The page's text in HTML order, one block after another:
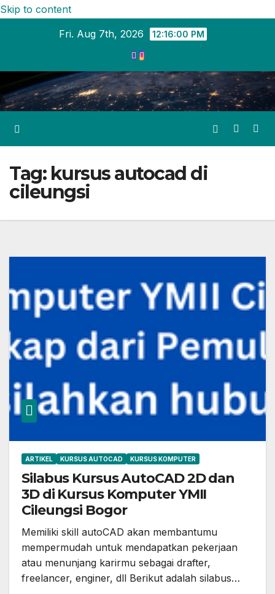
Skip to content
Fri. Aug 7th, 2026
12:16:00 PM
Tag: kursus autocad di
cileungsi
ARTIKEL KURSUS AUTOCAD KURSUS KOMPUTER
Silabus Kursus AutoCAD 2D dan
3D di Kursus Komputer YMII
Cileungsi Bogor
Memiliki skill autoCAD akan membantumu
mempermudah untuk mendapatkan pekerjaan
atau menunjang karirmu sebagai drafter,
freelancer, enginer, dll Berikut adalah silabus…